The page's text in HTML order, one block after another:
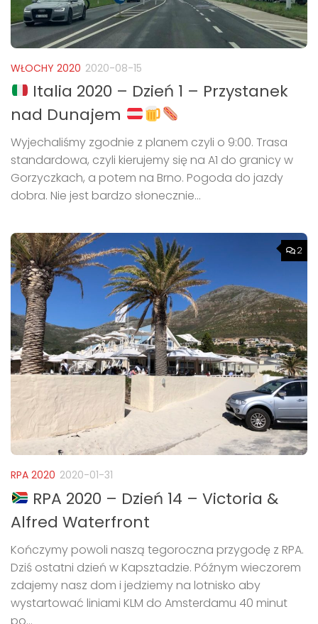
WŁOCHY 2020 2020-08-15
Italia 2020 – Dzień 1 – Przystanek
nad Dunajem
Wyjechaliśmy zgodnie z planem czyli o 9:00. Trasa
standardowa, czyli kierujemy się na A1 do granicy w
Gorzyczkach, a potem na Brno. Pogoda do jazdy
dobra. Nie jest bardzo słonecznie...
2
RPA 2020 2020-01-31
RPA 2020 – Dzień 14 – Victoria &
Alfred Waterfront
Kończymy powoli naszą tegoroczna przygodę z RPA.
Dziś ostatni dzień w Kapsztadzie. Późnym wieczorem
zdajemy nasz dom i jedziemy na lotnisko aby
wystartować liniami KLM do Amsterdamu 40 minut
po...